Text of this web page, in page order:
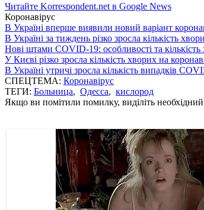
Читайте Korrespondent.net в Google News
Коронавірус
В Україні вперше виявили новий варіант
В Україні за тиждень різко зросла кількість
Нові штами COVID-19: особливості та кількість
У Києві різко зросла кількість хворих на
В Україні утричі зросла кількість випадків
СПЕЦТЕМА: Коронавірус
ТЕГИ: Больница, Одесса, кислород
Якщо ви помітили помилку, виділіть